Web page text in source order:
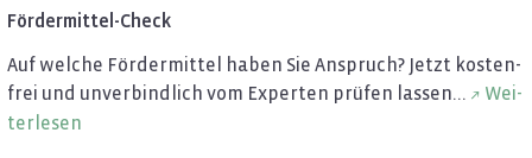
För­der­mit­tel-Check
Auf wel­che För­der­mit­tel haben Sie An­spruch? Jetzt kos­ten­
frei und un­ver­bind­lich vom Ex­per­ten prü­fen las­sen...
Wei­
ter­le­sen